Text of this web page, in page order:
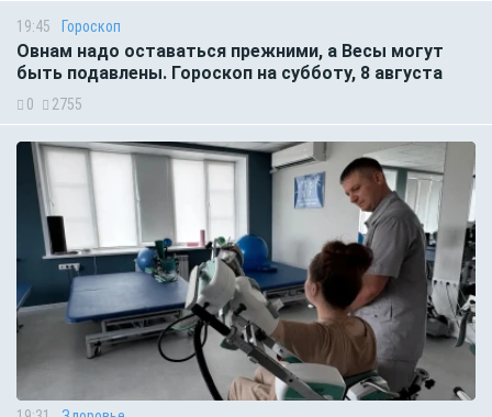
19:45 Гороскоп
Овнам надо оставаться прежними, а Весы могут
быть подавлены. Гороскоп на субботу, 8 августа
0 2755